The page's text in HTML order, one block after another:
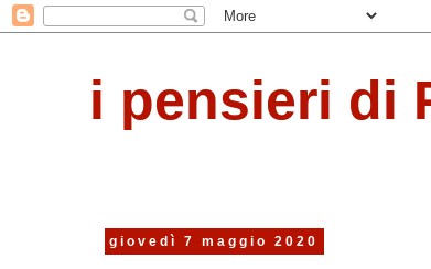
i pensieri di
giovedì 7 maggio 2020